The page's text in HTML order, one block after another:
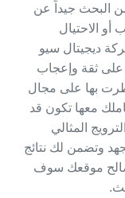
البحث جيداً عن
الاحتيال
ديجيتال سيو
على ثقة وإعجاب
بها على مجال
معها تكون قد
المثالي
وتضمن لك نتائج
موقعك سوف